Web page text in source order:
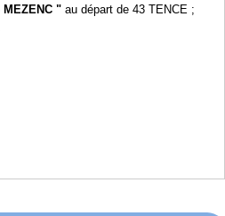
" au départ de 43 TENCE ;